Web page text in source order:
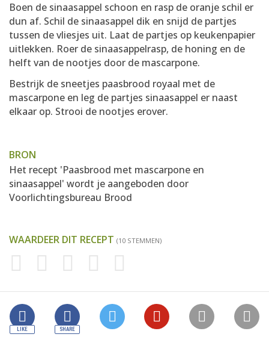
Boen de sinaasappel schoon en rasp de oranje schil er
dun af. Schil de sinaasappel dik en snijd de partjes
tussen de vliesjes uit. Laat de partjes op keukenpapier
uitlekken. Roer de sinaasappelrasp, de honing en de
helft van de nootjes door de mascarpone.
Bestrijk de sneetjes paasbrood royaal met de
mascarpone en leg de partjes sinaasappel er naast
elkaar op. Strooi de nootjes erover.
BRON
Het recept 'Paasbrood met mascarpone en
sinaasappel' wordt je aangeboden door
Voorlichtingsbureau Brood
WAARDEER DIT RECEPT (10 STEMMEN)